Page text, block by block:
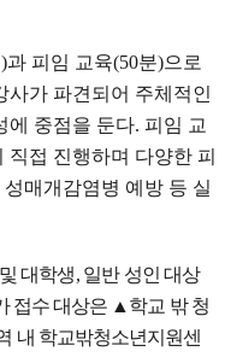
)과 피임 교육(50분)으로
사가 파견되어 주체적인
에 중점을 둔다. 피임 교
접 진행하며 다양한 피
성매개감염병 예방 등 실
대학생, 일반 성인 대상
접수 대상은 ▲ 학교 밖 청
내 학교밖청소년지원센